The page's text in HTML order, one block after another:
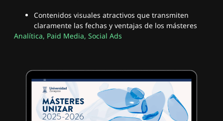
Contenidos visuales atractivos que transmiten
claramente las fechas y ventajas de los másteres
Analítica, Paid Media, Social Ads